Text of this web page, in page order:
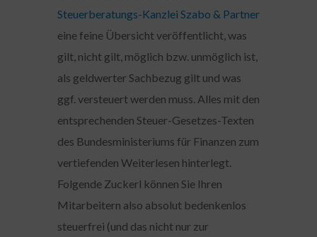
Steuerberatungs-Kanzlei Szabo & Partner
eine feine Übersicht veröffentlicht, was
gilt, nicht gilt, möglich bzw. unmöglich ist,
als geldwerter Sachbezug gilt und was
ggf. versteuert werden muss. Alles mit den
entsprechenden Steuer-Gesetzes-Texten
des Bundesministeriums für Finanzen zum
vertiefenden Weiterlesen hinterlegt.
Folgende Zuckerl können Sie Ihren
Mitarbeitern also absolut bedenkenlos
steuerfrei (und das nicht nur zur